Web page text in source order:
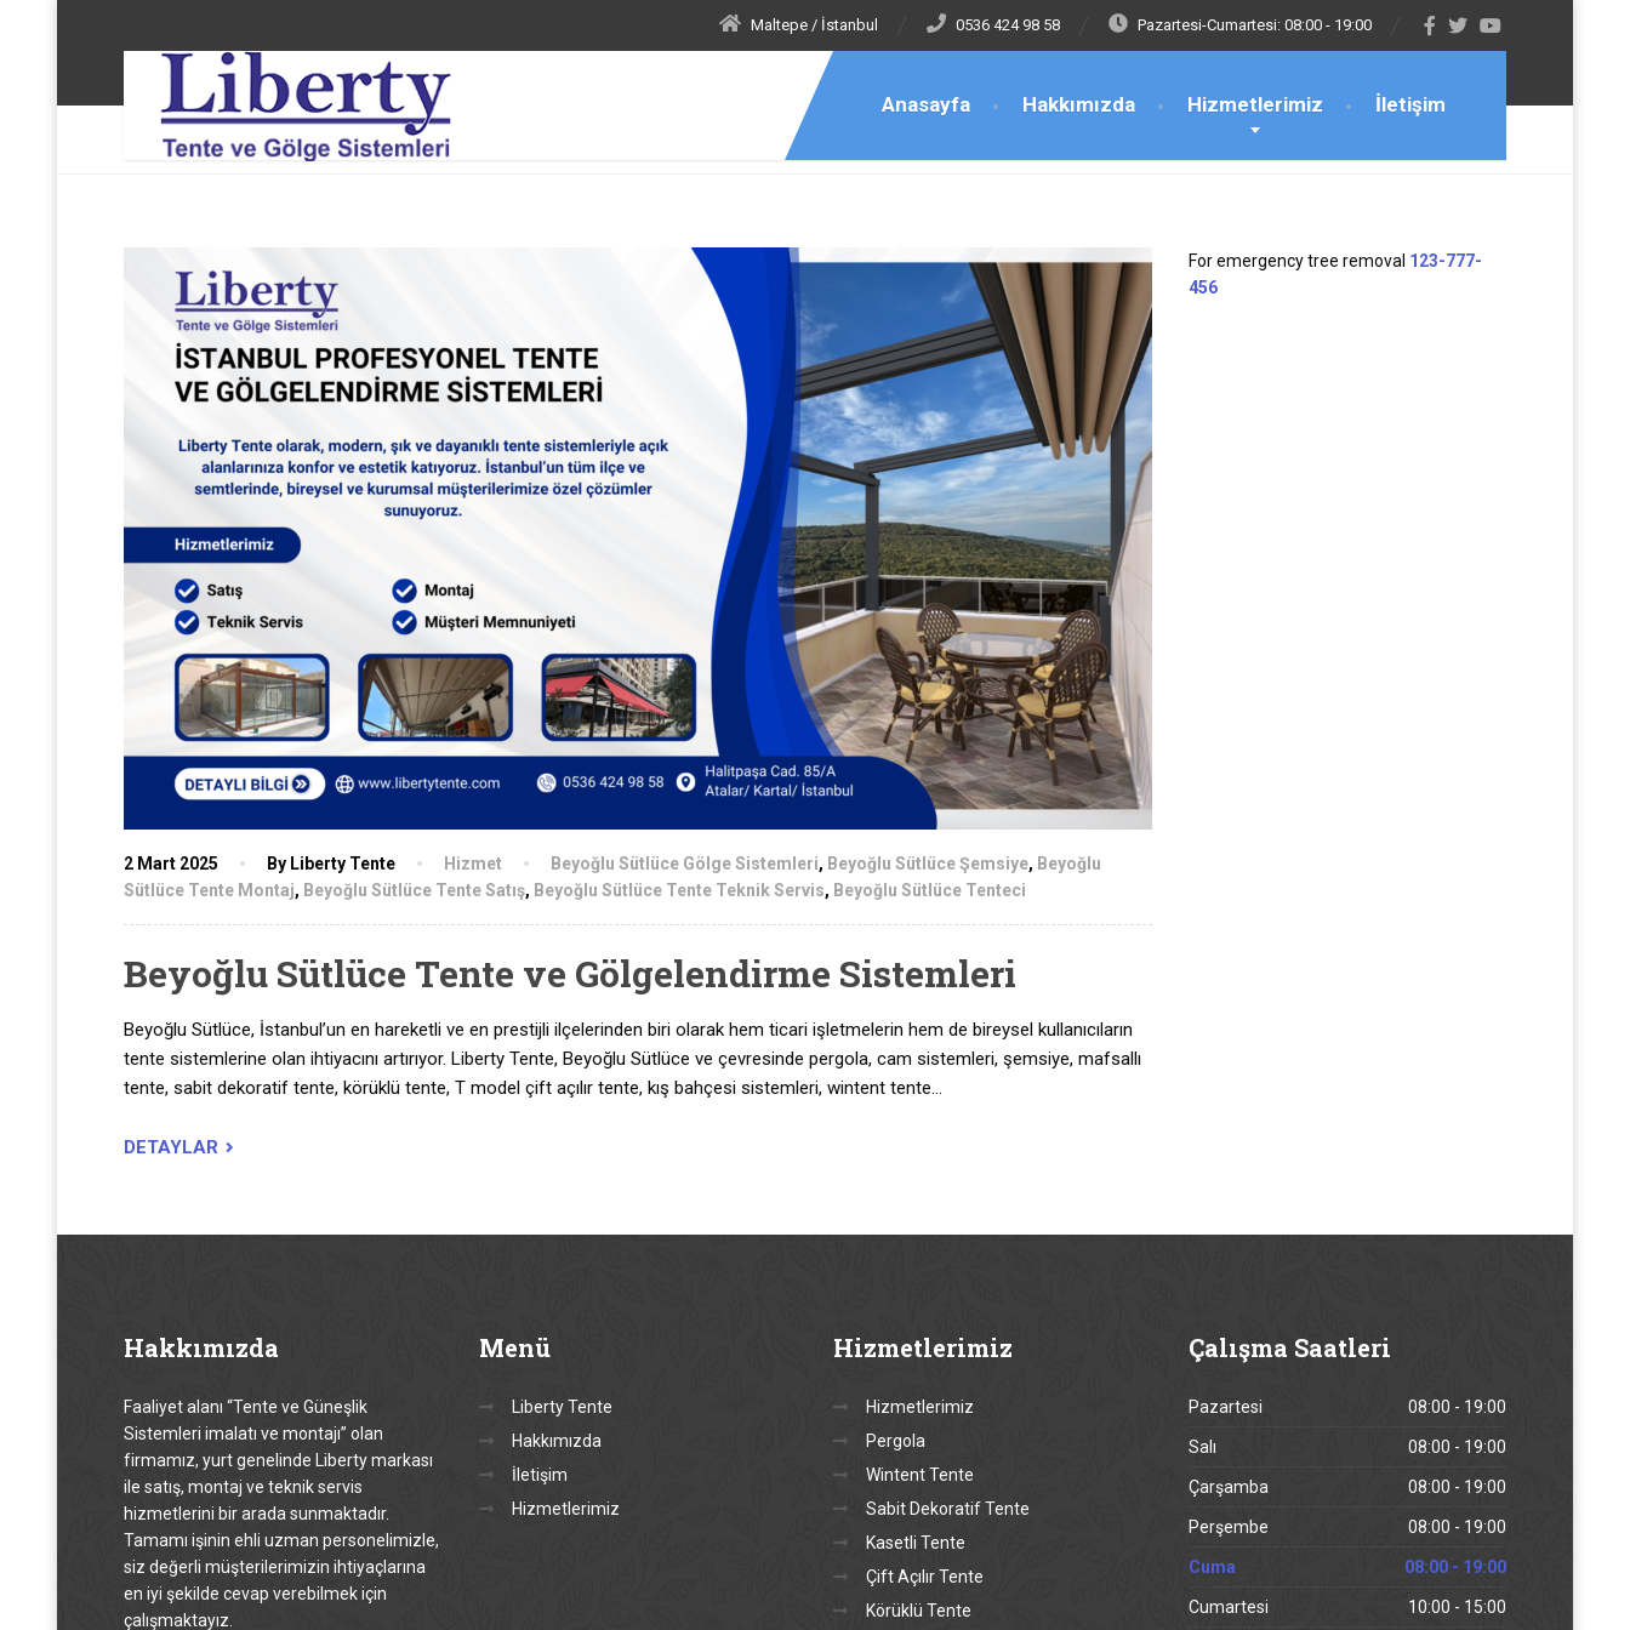
Maltepe / İstanbul 0536 424 98 58 Pazartesi-Cumartesi: 08:00 - 19:00
Anasayfa Hakkımızda Hizmetlerimiz İletişim
Liberty Tente ve Gölge Sistemleri Beyoğlu Sütlüce Tente Montaj
2 Mart 2025 By Liberty Tente Hizmet Beyoğlu Sütlüce Gölge Sistemleri, Beyoğlu Sütlüce Şemsiye, Beyoğlu
Sütlüce Tente Montaj, Beyoğlu Sütlüce Tente Satış, Beyoğlu Sütlüce Tente Teknik Servis, Beyoğlu Sütlüce Tenteci
Beyoğlu Sütlüce Tente ve Gölgelendirme Sistemleri
Beyoğlu Sütlüce, İstanbul’un en hareketli ve en prestijli ilçelerinden biri olarak hem ticari işletmelerin hem de bireysel kullanıcıların
tente sistemlerine olan ihtiyacını artırıyor. Liberty Tente, Beyoğlu Sütlüce ve çevresinde pergola, cam sistemleri, şemsiye, mafsallı
tente, sabit dekoratif tente, körüklü tente, T model çift açılır tente, kış bahçesi sistemleri, wintent tente…
DETAYLAR
For emergency tree removal 123-777-
456
Hakkımızda
Faaliyet alanı “Tente ve Güneşlik
Sistemleri imalatı ve montajı” olan
firmamız, yurt genelinde Liberty markası
ile satış, montaj ve teknik servis
hizmetlerini bir arada sunmaktadır.
Tamamı işinin ehli uzman personelimizle,
siz değerli müşterilerimizin ihtiyaçlarına
en iyi şekilde cevap verebilmek için
çalışmaktayız.
Menü
Liberty Tente
Hakkımızda
İletişim
Hizmetlerimiz
Hizmetlerimiz
Hizmetlerimiz
Pergola
Wintent Tente
Sabit Dekoratif Tente
Kasetli Tente
Çift Açılır Tente
Körüklü Tente
Çalışma Saatleri
Pazartesi 08:00 - 19:00
Salı 08:00 - 19:00
Çarşamba 08:00 - 19:00
Perşembe 08:00 - 19:00
Cuma 08:00 - 19:00
Cumartesi 10:00 - 15:00